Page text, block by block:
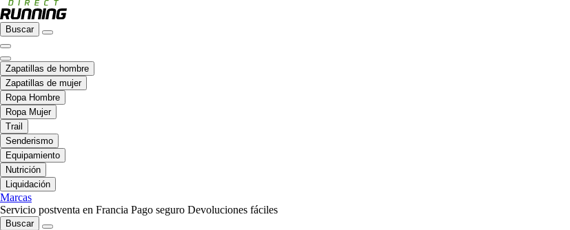
Buscar
Zapatillas de hombre
Zapatillas de mujer
Ropa Hombre
Ropa Mujer
Trail
Senderismo
Equipamiento
Nutrición
Liquidación
Marcas
Servicio postventa en Francia Pago seguro Devoluciones fáciles
Buscar